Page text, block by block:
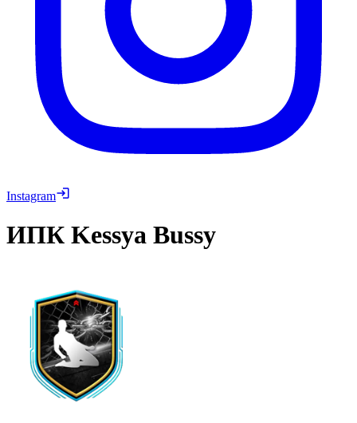
Instagram
ИПК Kessya Bussy